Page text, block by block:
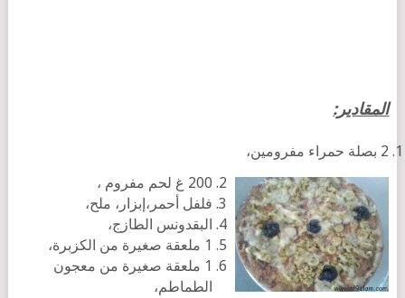
المقادير:
2 بصلة حمراء مفرومين،
200 غ لحم مفروم ،
فلفل أحمر،إبزار، ملح،
البقدونس الطازج،
1 ملعقة صغيرة من الكزبرة،
1 ملعقة صغيرة من معجون
الطماطم،